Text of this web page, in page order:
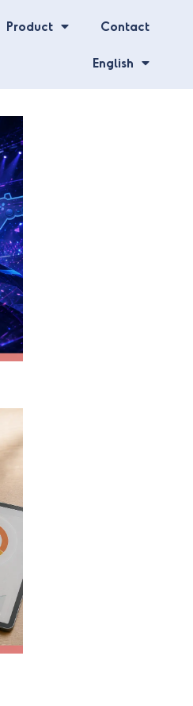
Product Contact
English